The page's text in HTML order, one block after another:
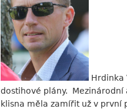
Hrdinka
dostihové plány.
klisna měla zamířit už v první